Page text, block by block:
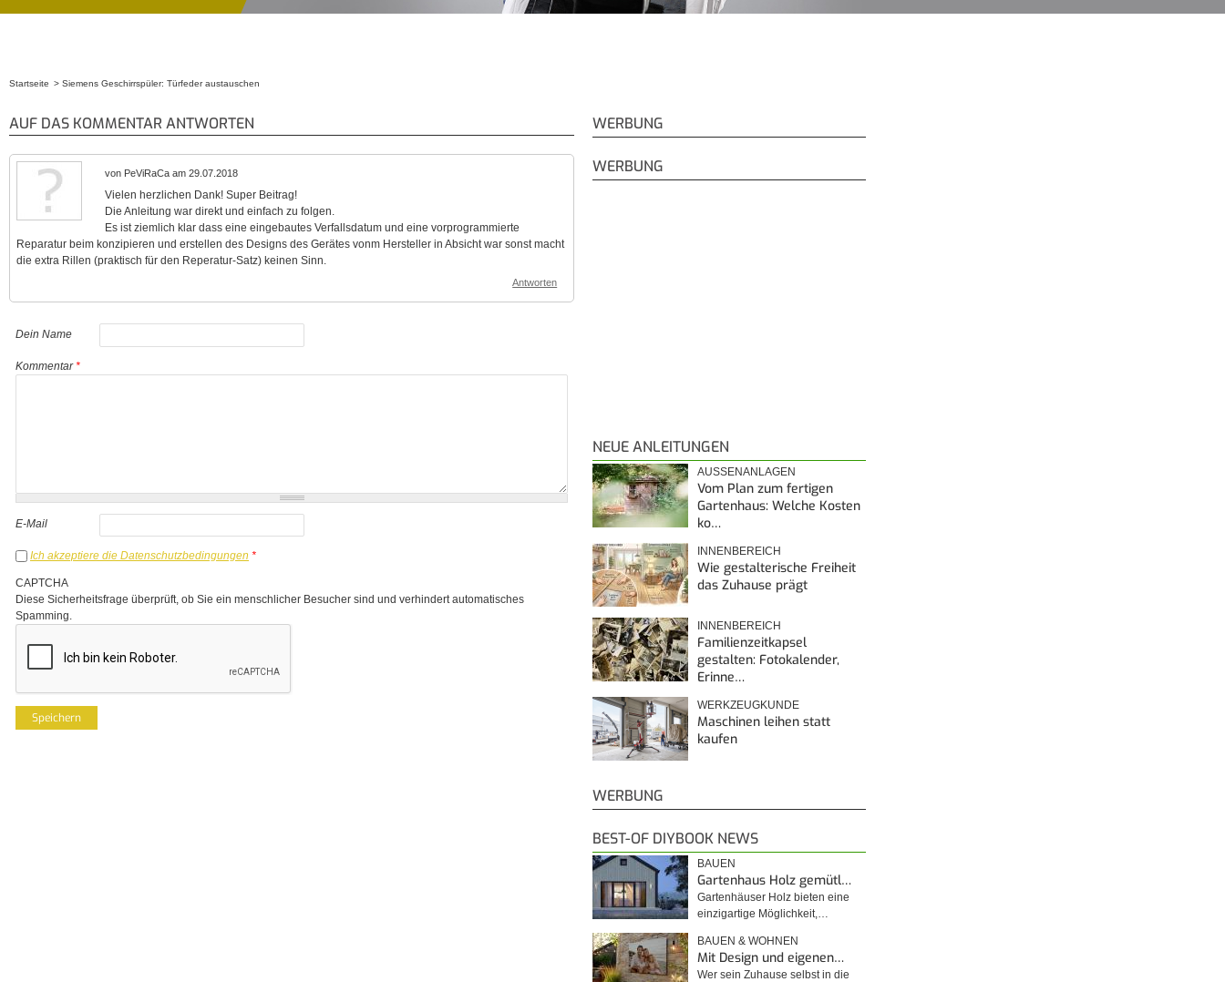
Startseite Siemens Geschirrspüler: Türfeder austauschen
AUF DAS KOMMENTAR ANTWORTEN
von PeViRaCa am 29.07.2018
Vielen herzlichen Dank! Super Beitrag!
Die Anleitung war direkt und einfach zu folgen.
Es ist ziemlich klar dass eine eingebautes Verfallsdatum und eine vorprogrammierte
Reparatur beim konzipieren und erstellen des Designs des Gerätes vonm Hersteller in Absicht war sonst macht
die extra Rillen (praktisch für den Reperatur-Satz) keinen Sinn.
Antworten
Dein Name
Kommentar*
E-Mail
Ich akzeptiere die Datenschutzbedingungen *
CAPTCHA
Diese Sicherheitsfrage überprüft, ob Sie ein menschlicher Besucher sind und verhindert automatisches
Spamming.
WERBUNG
WERBUNG
NEUE ANLEITUNGEN
AUSSENANLAGEN
Vom Plan zum fertigen
Gartenhaus: Welche Kosten
ko…
INNENBEREICH
Wie gestalterische Freiheit
das Zuhause prägt
INNENBEREICH
Familienzeitkapsel
gestalten: Fotokalender,
Erinne…
WERKZEUGKUNDE
Maschinen leihen statt
kaufen
WERBUNG
BEST-OF DIYBOOK NEWS
BAUEN
Gartenhaus Holz gemütl…
Gartenhäuser Holz bieten eine
einzigartige Möglichkeit,…
BAUEN & WOHNEN
Mit Design und eigenen…
Wer sein Zuhause selbst in die